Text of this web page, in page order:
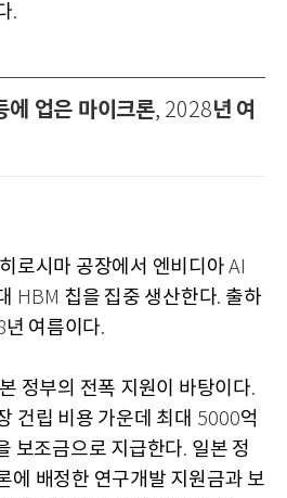
.
에 업은 마이크론, 2028년 여
로시마 공장에서 엔비디아AI
HBM 칩을 집중 생산한다. 출하
년 여름이다.
정부의 전폭 지원이 바탕이다.
건립 비용 가운데 최대 5000억
보조금으로 지급한다. 일본 정
에 배정한 연구개발 지원금과 보